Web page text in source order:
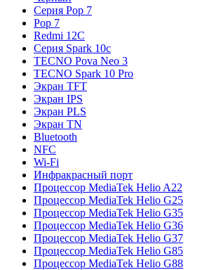
Серия Pop 7
Pop 7
Redmi 12C
Серия Spark 10c
TECNO Pova Neo 3
TECNO Spark 10 Pro
Экран TFT
Экран IPS
Экран PLS
Экран TN
Bluetooth
NFC
Wi-Fi
Инфракрасный порт
Процессор MediaTek Helio A22
Процессор MediaTek Helio G25
Процессор MediaTek Helio G35
Процессор MediaTek Helio G36
Процессор MediaTek Helio G37
Процессор MediaTek Helio G85
Процессор MediaTek Helio G88